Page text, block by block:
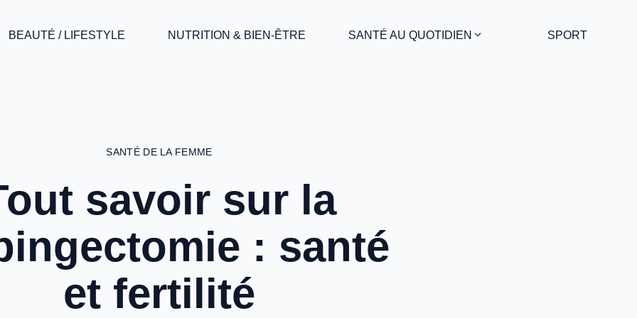
BEAUTÉ / LIFESTYLE NUTRITION & BIEN-ÊTRE SANTÉ AU QUOTIDIEN SPORT
SANTÉ DE LA FEMME
savoir sur la
: santé
et fertilité